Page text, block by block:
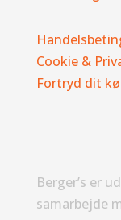
Cookie &
Fortryd dit
Berger’s er
samarbejde